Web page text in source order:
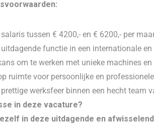
salaris tussen € 4200,- en € 6200,- per
uitdagende functie in een internationale
om te werken met unieke machines
ruimte voor persoonlijke en
prettige werksfeer binnen een hecht team
in deze vacature?
in deze uitdagende en